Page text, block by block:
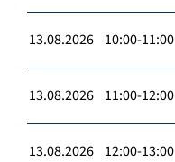
13.08.2026 10:00-11:00
13.08.2026 11:00-12:00
13.08.2026 12:00-13:00